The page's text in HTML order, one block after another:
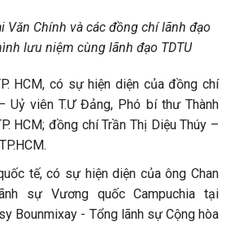
Văn Chính và các đồng chí lãnh đạo
lưu niệm cùng lãnh đạo TDTU
HCM, có sự hiện diện của đồng chí
Uỷ viên T.Ư Đảng, Phó bí thư Thành
HCM; đồng chí Trần Thị Diệu Thúy –
tế, có sự hiện diện của ông Chan
sự Vương quốc Campuchia tại
Bounmixay - Tổng lãnh sự Cộng hòa